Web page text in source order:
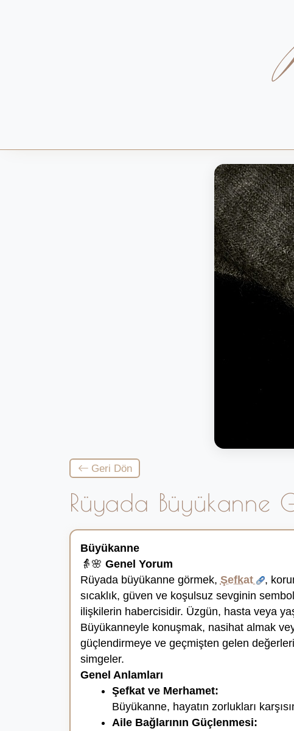
Geri Dön
Rüyada Büyükanne
Büyükanne
👵🌸 Genel Yorum
Rüyada büyükanne görmek, Şefkat
,
sıcaklık, güven ve koşulsuz sevginin
ilişkilerin habercisidir. Üzgün, hasta veya
Büyükanneyle konuşmak, nasihat almak
güçlendirmeye ve geçmişten gelen
simgeler.
Genel Anlamları
Şefkat ve Merhamet:
Büyükanne, hayatın zorlukları
Aile Bağlarının Güçlenmesi: